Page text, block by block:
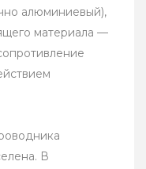
алюминиевый),
материала —
В